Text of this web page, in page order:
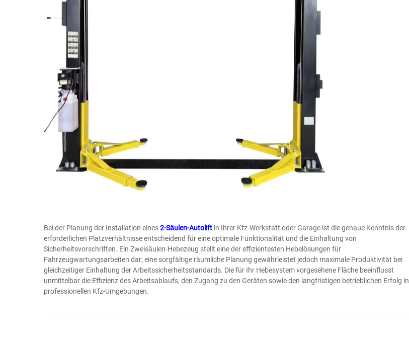
Bei der Planung der Installation eines2-Säulen-Autolift in Ihrer Kfz-Werkstatt oder Garage ist die genaue Kenntnis der
erforderlichen Platzverhältnisse entscheidend für eine optimale Funktionalität und die Einhaltung von
Sicherheitsvorschriften. Ein Zweisäulen-Hebezeug stellt eine der effizientesten Hebelösungen für
Fahrzeugwartungsarbeiten dar; eine sorgfältige räumliche Planung gewährleistet jedoch maximale Produktivität bei
gleichzeitiger Einhaltung der Arbeitssicherheitsstandards. Die für Ihr Hebesystem vorgesehene Fläche beeinflusst
unmittelbar die Effizienz des Arbeitsablaufs, den Zugang zu den Geräten sowie den langfristigen betrieblichen Erfolg in
professionellen Kfz-Umgebungen.